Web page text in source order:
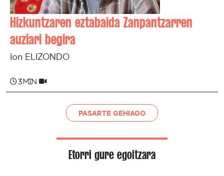
Hizkuntzaren eztabaida Zanpantzarren
auziari begira
Ion ELIZONDO
3 min
PASARTE GEHIAGO
Etorri gure egoitzara